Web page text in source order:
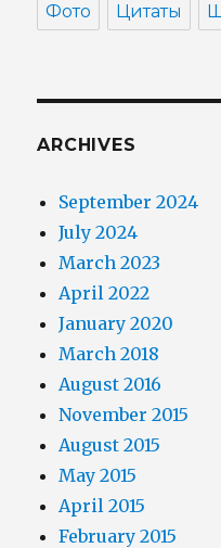
Фото Цитаты
ARCHIVES
September 2024
July 2024
March 2023
April 2022
January 2020
March 2018
August 2016
November 2015
August 2015
May 2015
April 2015
February 2015